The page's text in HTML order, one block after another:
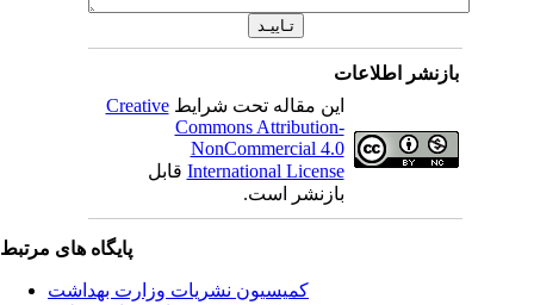
بازنشر اطلاعات
این مقاله تحت شرایطCreative
Commons Attribution-
NonCommercial 4.0
International License قابل
بازنشر است.
پایگاه های مرتبط
کمیسیون نشریات وزارت بهداشت